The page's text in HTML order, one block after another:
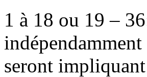
1 à 18 ou 19 –
seront